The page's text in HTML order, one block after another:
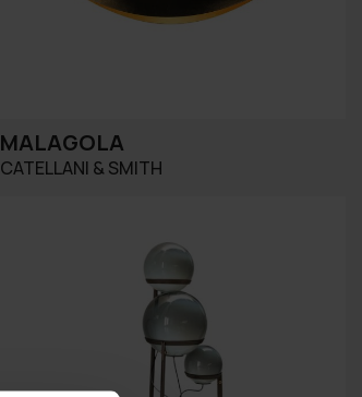
MALAGOLA
CATELLANI & SMITH